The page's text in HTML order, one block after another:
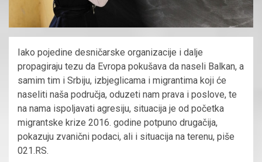
Iako pojedine desničarske organizacije i dalje
propagiraju tezu da Evropa pokušava da naseli Balkan, a
samim tim i Srbiju, izbјeglicama i migrantima koji će
naseliti naša područja, oduzeti nam prava i poslove, te
na nama ispoljavati agresiju, situacija je od početka
migrantske krize 2016. godine potpuno drugačija,
pokazuju zvanični podaci, ali i situacija na terenu, piše
021.RS.